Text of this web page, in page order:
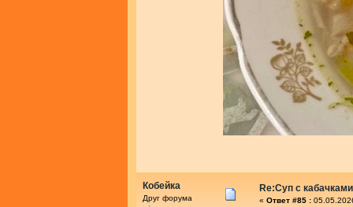
Кобейка
Друг форума
Re:Суп с
« Ответ #85 :